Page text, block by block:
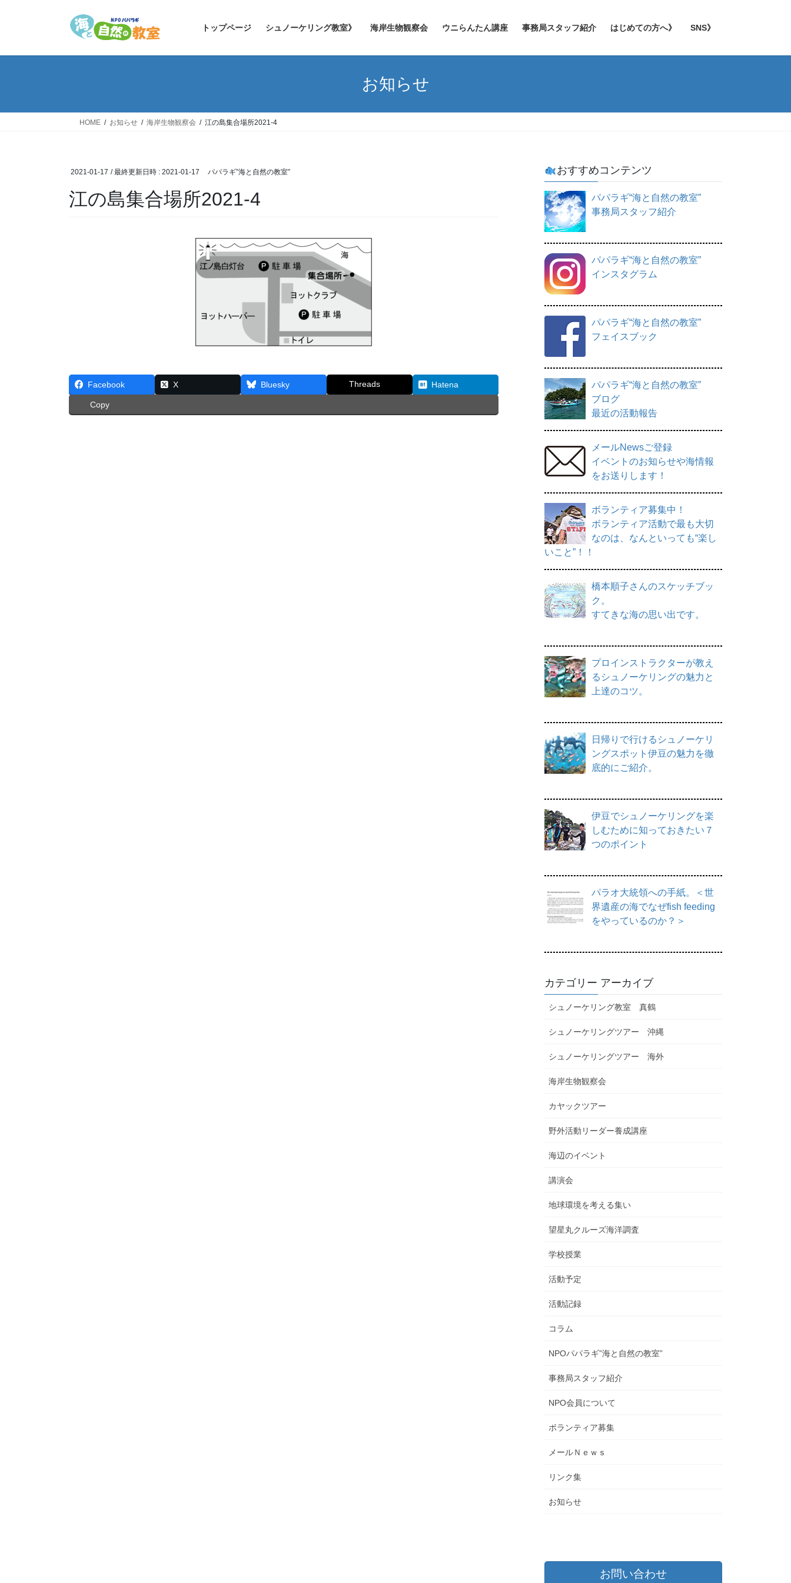
トップページ シュノーケリング教室》 海岸生物観察会 ウニらんたん講座 事務局スタッフ紹介 はじめての方へ》 SNS》
お知らせ
HOME お知らせ 海岸生物観察会 江の島集合場所2021-4
2021-01-17 / 最終更新日時 : 2021-01-17 パパラギ”海と自然の教室”
江の島集合場所2021-4
Facebook X Bluesky Threads Hatena
Copy
おすすめコンテンツ
パパラギ“海と自然の教室”
事務局スタッフ紹介
パパラギ“海と自然の教室”
インスタグラム
パパラギ“海と自然の教室”
フェイスブック
パパラギ“海と自然の教室”
ブログ
最近の活動報告
メールNewsご登録
イベントのお知らせや海情報
をお送りします！
ボランティア募集中！
ボランティア活動で最も大切
なのは、なんといっても“楽し
いこと”！！
橋本順子さんのスケッチブッ
ク。
すてきな海の思い出です。
プロインストラクターが教え
るシュノーケリングの魅力と
上達のコツ。
日帰りで行けるシュノーケリ
ングスポット伊豆の魅力を徹
底的にご紹介。
伊豆でシュノーケリングを楽
しむために知っておきたい７
つのポイント
パラオ大統領への手紙。＜世
界遺産の海でなぜfish feeding
をやっているのか？＞
カテゴリー アーカイブ
シュノーケリング教室 真鶴
シュノーケリングツアー 沖縄
シュノーケリングツアー 海外
海岸生物観察会
カヤックツアー
野外活動リーダー養成講座
海辺のイベント
講演会
地球環境を考える集い
望星丸クルーズ海洋調査
学校授業
活動予定
活動記録
コラム
NPOパパラギ”海と自然の教室”
事務局スタッフ紹介
NPO会員について
ボランティア募集
メールＮｅｗｓ
リンク集
お知らせ
お問い合わせ